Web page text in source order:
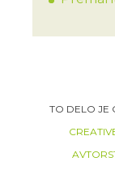
TO DELO JE